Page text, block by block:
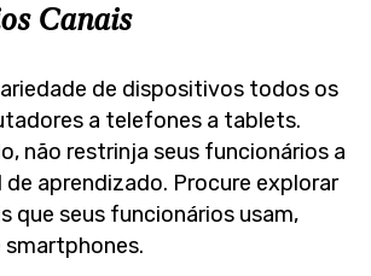
Canais
de dispositivos todos os
a telefones a tablets.
não restrinja seus funcionários a
de aprendizado. Procure explorar
que seus funcionários usam,